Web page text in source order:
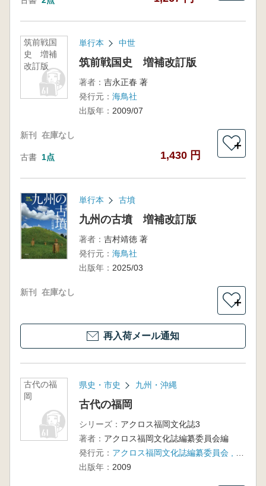
筑前戦国
史 増補
改訂版
単行本 中世
筑前戦国史 増補改訂版
著者： 吉永正春 著
発行元： 海鳥社
出版年： 2009/07
新刊 在庫なし
古書 1点 1,430 円
＋
単行本 古墳
九州の古墳 増補改訂版
著者： 吉村靖徳 著
発行元： 海鳥社
出版年： 2025/03
新刊 在庫なし
＋
再入荷メール通知
古代の福
岡
県史・市史 九州・沖縄
古代の福岡
シリーズ： アクロス福岡文化誌3
著者： アクロス福岡文化誌編纂委員会編
発行元：
出版年： 2009